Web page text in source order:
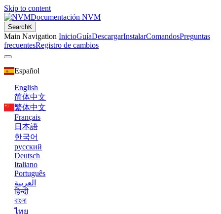
Skip to content
Documentación NVM
SearchK
Main Navigation InicioGuíaDescargarInstalarComandosPreguntas
frecuentesRegistro de cambios
Español
English
简体中文
繁体中文
Français
日本語
한국어
русский
Deutsch
Italiano
Português
العربية
हिन्दी
বাংলা
ไทย